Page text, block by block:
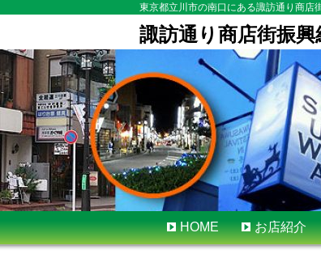
東京都立川市の南口にある諏訪通り商店
諏訪通り商店街振興
to
HOME お店紹介